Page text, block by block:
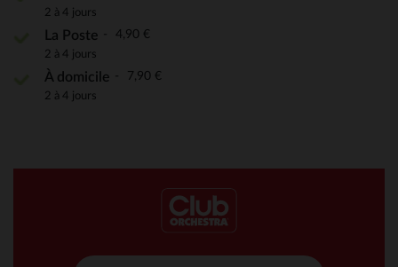
2 à 4 jours
La Poste 4,90 €
2 à 4 jours
À domicile 7,90 €
2 à 4 jours